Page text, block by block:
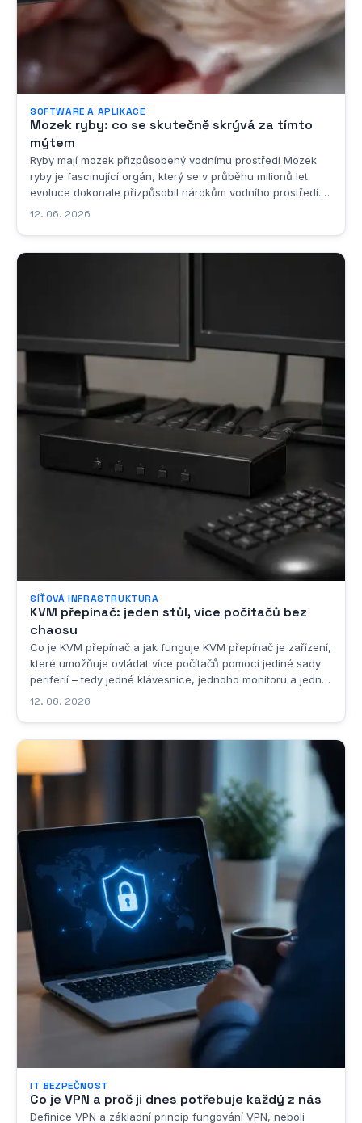
SOFTWARE A APLIKACE
Mozek ryby: co se skutečně skrývá za tímto
mýtem
Ryby mají mozek přizpůsobený vodnímu prostředí Mozek
ryby je fascinující orgán, který se v průběhu milionů let
evoluce dokonale přizpůsobil nárokům vodního prostředí.
Na první pohled by se mohlo zdát, že jde o primitivní
12. 06. 2026
SÍŤOVÁ INFRASTRUKTURA
KVM přepínač: jeden stůl, více počítačů bez
chaosu
Co je KVM přepínač a jak funguje KVM přepínač je zařízení,
které umožňuje ovládat více počítačů pomocí jediné sady
periferií – tedy jedné klávesnice, jednoho monitoru a jedné
myši. Zkratka KVM pochází z anglického spojení Keyboard,
12. 06. 2026
IT BEZPEČNOST
Co je VPN a proč ji dnes potřebuje každý z nás
Definice VPN a základní princip fungování VPN, neboli